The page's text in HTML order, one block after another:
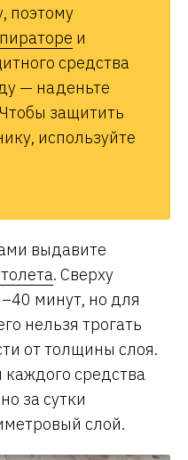
поэтому
и
средства
— наденьте
защитить
используйте
выдавите
. Сверху
минут, но для
нельзя трогать
от толщины слоя.
средства
за сутки
слой.